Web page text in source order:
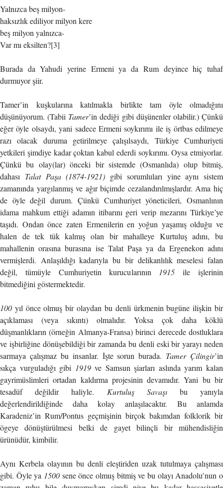
Yalnızca beş milyon-
haksızlık ediliyor milyon kere
beş milyon yalnızca-
Var mı eksilten?[3]
Burada da Yahudi yerine Ermeni ya da Rum deyince hiç tuhaf
durmuyor şiir.
Tamer’in kuşkularına katılmakla birlikte tam öyle olmadığını
düşünüyorum. (Tabii Tamer’in dediği gibi düşünenler olabilir.) Çünkü
eğer öyle olsaydı, yani sadece Ermeni soykırımı ile iş örtbas edilmeye
razı olacak duruma getirilmeye çalışılsaydı, Türkiye Cumhuriyeti
yetkileri şimdiye kadar çoktan kabul ederdi soykırımı. Oysa etmiyorlar.
Çünkü bu olay(lar) önceki bir sistemde (Osmanlıda) olup bitmiş,
dahası Talat Paşa (1874-1921) gibi sorumluları yine aynı sistem
zamanında yargılanmış ve ağır biçimde cezalandırılmışlardır. Ama hiç
de öyle değil durum. Çünkü Cumhuriyet yöneticileri, Osmanlının
idama mahkum ettiği adamın itibarını geri verip mezarını Türkiye’ye
taşıdı. Ondan önce zaten Ermenilerin en yoğun yaşamış olduğu ve
halen de tek tük kalmış olan bir mahalleye Kurtuluş adını, bu
mahallenin orasına burasına ise Talat Paşa ya da Ergenekon adını
vermişlerdi. Anlaşıldığı kadarıyla bu bir delikanlılık meselesi falan
değil, tümüyle Cumhuriyetin kurucularının 1915 ile işlerinin
bitmediğini göstermektedir.
100 yıl önce olmuş bir olaydan bu denli ürkmenin bugüne ilişkin bir
açıklaması (veya sıkıntı) olmalıdır. Yoksa çok daha köklü
düşmanlıkların (örneğin Almanya-Fransa) birinci derecede dostluklara
ve işbirliğine dönüşebildiği bir zamanda bu denli eski bir yarayı neden
sarmaya çalışmaz bu insanlar. İşte sorun burada. Tamer Çilingir’in
sıkça vurguladığı gibi 1919ve Samsun şiarları aslında yarım kalan
gayrimüslimleri ortadan kaldırma projesinin devamıdır. Yani bu bir
tesadüf değildir haliyle. Kurtuluş Savaşıbu yanıyla
değerlendirildiğinde daha kolay anlaşılacaktır. Bu anlamda
Karadeniz’in Rum/Pontus geçmişinin birçok bakımdan folklorik bir
ögeye dönüştürülmesi belki de gayet bilinçli bir mühendisliğin
ürünüdür, kimbilir.
Aynı Kerbela olayının bu denli eleştiriden uzak tutulmaya çalışması
gibi. Öyle ya 1500 sene önce olmuş bitmiş ve bu olayı Anadolu’nun o